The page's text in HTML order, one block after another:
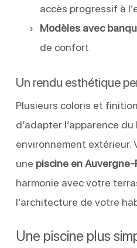
accès progressif à
Modèles avec
de confort
Un rendu esthétique
Plusieurs coloris et
d’adapter l’apparence
environnement extérieur.
une piscine en
harmonie avec votre
l’architecture de votre
Une piscine plus